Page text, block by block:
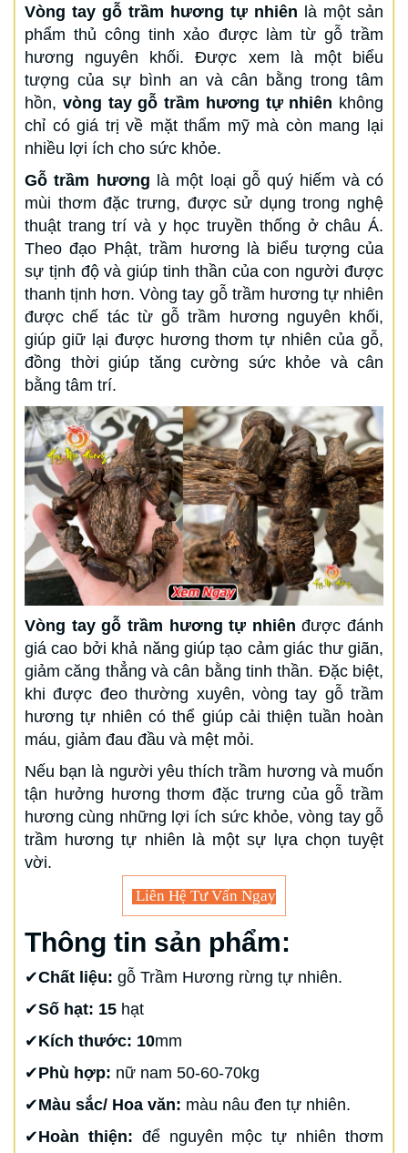
Vòng tay gỗ trầm hương tự nhiên là một sản
phẩm thủ công tinh xảo được làm từ gỗ trầm
hương nguyên khối. Được xem là một biểu
tượng của sự bình an và cân bằng trong tâm
hồn, vòng tay gỗ trầm hương tự nhiên không
chỉ có giá trị về mặt thẩm mỹ mà còn mang lại
nhiều lợi ích cho sức khỏe.
Gỗ trầm hương là một loại gỗ quý hiếm và có
mùi thơm đặc trưng, được sử dụng trong nghệ
thuật trang trí và y học truyền thống ở châu Á.
Theo đạo Phật, trầm hương là biểu tượng của
sự tịnh độ và giúp tinh thần của con người được
thanh tịnh hơn. Vòng tay gỗ trầm hương tự nhiên
được chế tác từ gỗ trầm hương nguyên khối,
giúp giữ lại được hương thơm tự nhiên của gỗ,
đồng thời giúp tăng cường sức khỏe và cân
bằng tâm trí.
Vòng tay gỗ trầm hương tự nhiên được đánh
giá cao bởi khả năng giúp tạo cảm giác thư giãn,
giảm căng thẳng và cân bằng tinh thần. Đặc biệt,
khi được đeo thường xuyên, vòng tay gỗ trầm
hương tự nhiên có thể giúp cải thiện tuần hoàn
máu, giảm đau đầu và mệt mỏi.
Nếu bạn là người yêu thích trầm hương và muốn
tận hưởng hương thơm đặc trưng của gỗ trầm
hương cùng những lợi ích sức khỏe, vòng tay gỗ
trầm hương tự nhiên là một sự lựa chọn tuyệt
vời.
Liên Hệ Tư Vấn Ngay
Thông tin sản phẩm:
✔Chất liệu: gỗ Trầm Hương rừng tự nhiên.
✔Số hạt: 15 hạt
✔Kích thước: 10mm
✔Phù hợp: nữ nam 50-60-70kg
✔Màu sắc/ Hoa văn: màu nâu đen tự nhiên.
✔Hoàn thiện: để nguyên mộc tự nhiên thơm